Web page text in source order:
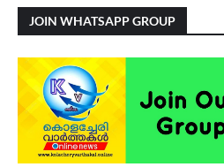
JOIN WHATSAPP GROUP